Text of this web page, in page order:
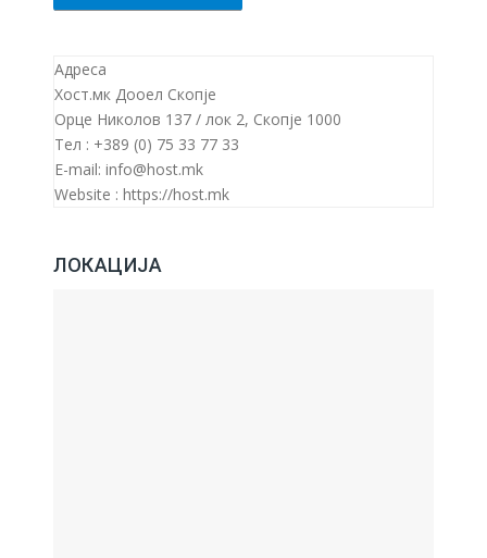
Адреса
Хост.мк Дооел Скопје
Орце Николов 137 / лок 2, Скопје 1000
Тел : +389 (0) 75 33 77 33
E-mail: info@host.mk
Website : https://host.mk
ЛОКАЦИЈА